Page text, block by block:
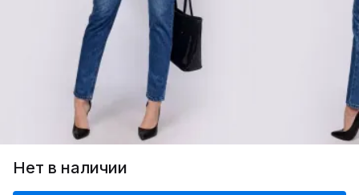
Нет в наличии